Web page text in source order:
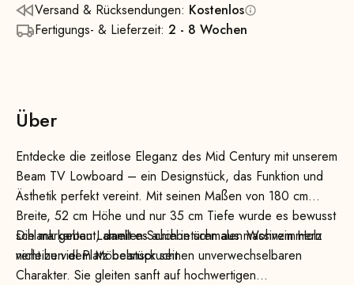
Versand & Rücksendungen: Kostenlos
Fertigungs- & Lieferzeit: 2 - 8 Wochen
Über
Entdecke die zeitlose Eleganz des Mid Century mit unserem
Beam TV Lowboard – ein Designstück, das Funktion und
Ästhetik perfekt vereint. Mit seinen Maßen von 180 cm
Breite, 52 cm Höhe und nur 35 cm Tiefe wurde es bewusst
schlank gebaut, damit es auch in schmalen Wohnzimmern
nicht zu viel Platz beansprucht.
Die markanten Lamellen-Schiebetüren aus massivem Holz
verleihen dem Möbelstück seinen unverwechselbaren
Charakter. Sie gleiten sanft auf hochwertigen